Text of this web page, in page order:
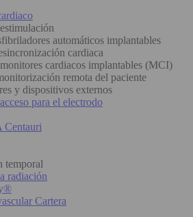
automáticos implantables
cardiaca
cardiacos implantables (MCI)
remota del paciente
y dispositivos externos
para el electrodo
Centauri
temporal
radiación
Cartera